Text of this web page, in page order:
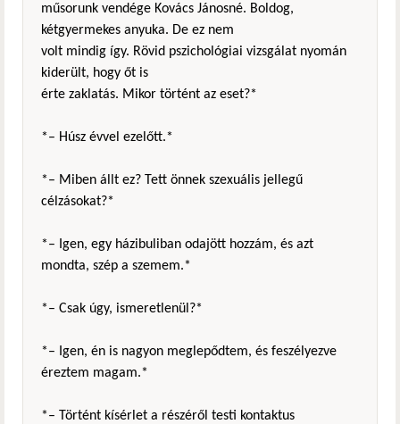
műsorunk vendége Kovács Jánosné. Boldog,
kétgyermekes anyuka. De ez nem
volt mindig így. Rövid pszichológiai vizsgálat nyomán
kiderült, hogy őt is
érte zaklatás. Mikor történt az eset?*
*– Húsz évvel ezelőtt.*
*– Miben állt ez? Tett önnek szexuális jellegű
célzásokat?*
*– Igen, egy házibuliban odajött hozzám, és azt
mondta, szép a szemem.*
*– Csak úgy, ismeretlenül?*
*– Igen, én is nagyon meglepődtem, és feszélyezve
éreztem magam.*
*– Történt kísérlet a részéről testi kontaktus